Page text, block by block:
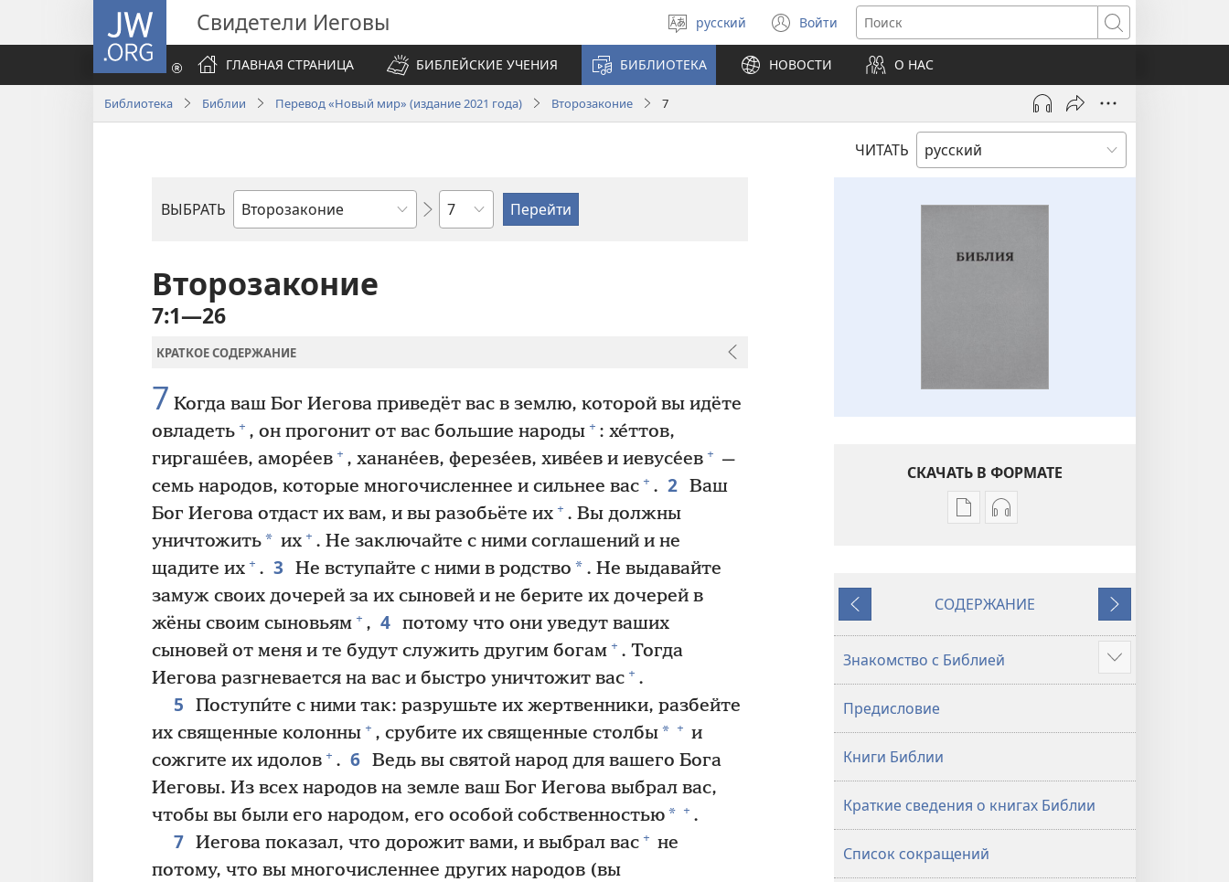
JW.ORG Свидетели Иеговы
Выберите
язык
русский Войти
(открывается
в
новом
окне)
Поиск
ГЛАВНАЯ СТРАНИЦА
БИБЛЕЙСКИЕ УЧЕНИЯ БИБЛИОТЕКА НОВОСТИ О НАС
Библиотека Библии Перевод «Новый мир» (издание 2021 года) Второзаконие 7
ЧИТАТЬ
ВЫБРАТЬ
по
по
главам
Второзаконие
7:1—26
КРАТКОЕ СОДЕРЖАНИЕ
7 Когда ваш Бог Иегова приведёт вас в землю, которой вы идёте
овладеть + , он прогонит от вас большие народы + : хе́ттов,
гиргаше́ев, аморе́ев + , ханане́ев, ферезе́ев, хиве́ев и иевусе́ев + —
семь народов, которые многочисленнее и сильнее вас + . 2 Ваш
Бог Иегова отдаст их вам, и вы разобьёте их + . Вы должны
уничтожить* их + . Не заключайте с ними соглашений и не
щадите их + . 3 Не вступайте с ними в родство * . Не выдавайте
замуж своих дочерей за их сыновей и не берите их дочерей в
жёны своим сыновьям + , 4 потому что они уведут ваших
сыновей от меня и те будут служить другим богам + . Тогда
Иегова разгневается на вас и быстро уничтожит вас + .
5
Поступи́те с ними так: разрушьте их жертвенники, разбейте
их священные колонны + , срубите их священные столбы* + и
сожгите их идолов + . 6 Ведь вы святой народ для вашего Бога
Иеговы. Из всех народов на земле ваш Бог Иегова выбрал вас,
чтобы вы были его народом, его особой собственностью* + .
7 Иегова показал, что дорожит вами, и выбрал вас + не
потому, что вы многочисленнее других народов (вы
СКАЧАТЬ В ФОРМАТЕ
Варианты
Перевод
мир»
(издание
Варианты
Перевод
мир»
(издание
Назад
СОДЕРЖАНИЕ
Далее
Знакомство с Библией Подробнее
Предисловие
Книги Библии
Краткие сведения о книгах Библии
Список сокращений